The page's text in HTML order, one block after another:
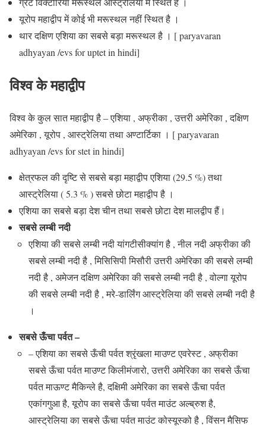
यूरोप महाद्वीप में कोई भी मरूस्थल नहीं स्थित है ।
थार दक्षिण एशिया का सबसे बड़ा मरूस्थल है । [ paryavaran
adhyayan /evs for uptet in hindi]
विश्व के महाद्वीप
विश्व के कुल सात महाद्वीप है – एशिया , अफ्रीका , उत्तरी अमेरिका , दक्षिण
अमेरिका , यूरोप , आस्ट्रेलिया तथा अण्टार्टिका । [ paryavaran
adhyayan /evs for stet in hindi]
क्षेत्रफल की दृष्टि से सबसे बड़ा महाद्वीप एशिया (29.5 %) तथा
आस्ट्रेलिया ( 5.3 % ) सबसे छोटा महाद्वीप है ।
एशिया का सबसे बड़ा देश चीन तथा सबसे छोटा देश मालद्वीप हैं।
सबसे लम्बी नदी
एशिया की सबसे लम्बी नदी यांगटीसीक्यांग है , नील नदी अफ्रीका की
सबसे लम्बी नदी है , मिसिसिपी मिसौरी उत्तरी अमेरिका की सबसे लम्बी
नदी है , अमेजन दक्षिण अमेरिका की सबसे लम्बी नदी है , वोल्गा यूरोप
की सबसे लम्बी नदी है , मरे-डार्लिंग आस्ट्रेलिया की सबसे लम्बी नदी है
।
सबसे ऊँचा पर्वत –
– एशिया का सबसे ऊँची पर्वत श्रृंखला माउण्ट एवरेस्ट , अफ्रीका
सबसे ऊँचा पर्वत माउण्ट किलीमंजारो, उत्तरी अमेरिका का सबसे ऊँचा
पर्वत माऊण्ट मैकिन्ले है, दक्षिमी अमेरिका का सबसे ऊँचा पर्वत
एकांगगुआ है, यूरोप का सबसे ऊँचा पर्वत माउंट अल्ब्रुश है,
आस्ट्रेलिया का सबसे ऊँचा पर्वत माउंट कोस्यूस्को है , विंसन मैसिफ